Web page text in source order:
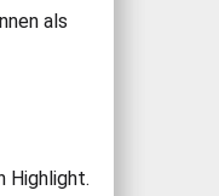
als
Highlight.